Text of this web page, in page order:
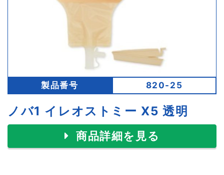
製品番号 820-25
ノバ1 イレオストミー X5 透明
商品詳細を見る